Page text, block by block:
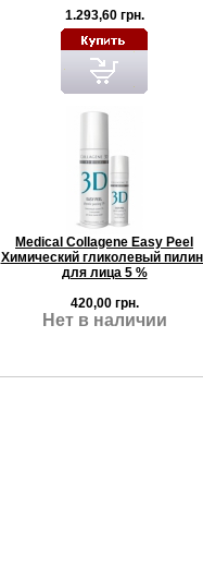
1.293,60 грн.
Medical Collagene Easy Peel
Химический гликолевый
для лица 5 %
420,00 грн.
Нет в наличии